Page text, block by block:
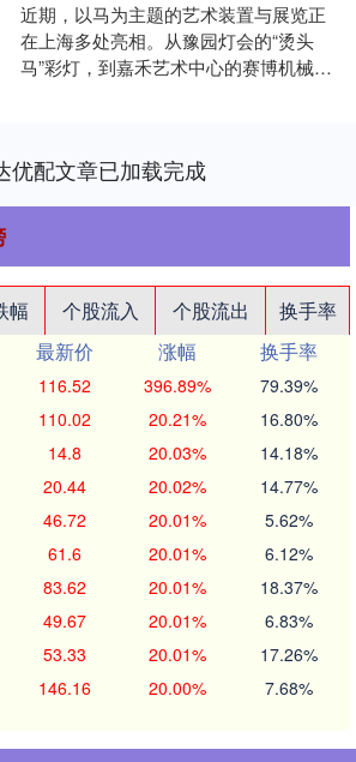
近期，以马为主题的艺术装置与展览正
在上海多处亮相。从豫园灯会的“烫头
马”彩灯，到嘉禾艺术中心的赛博机械
优配文章已加载完成
幅 个股流入 个股流出
换手率
最新价 涨幅
换手率
116.52 396.89% 79.39%
110.02 20.21% 16.80%
14.8 20.03% 14.18%
20.44 20.02% 14.77%
46.72 20.01% 5.62%
61.6 20.01% 6.12%
83.62 20.01% 18.37%
49.67 20.01% 6.83%
53.33 20.01% 17.26%
146.16 20.00% 7.68%